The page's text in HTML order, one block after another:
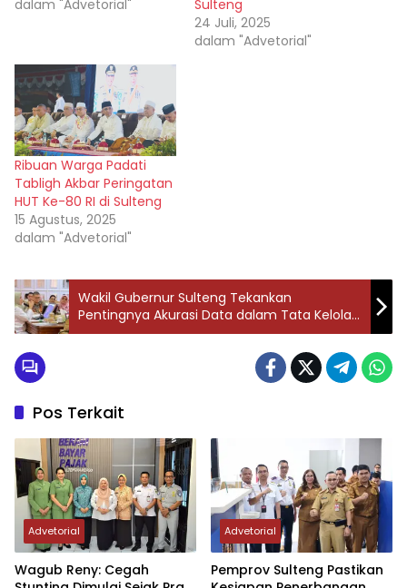
dalam "Advetorial"
Sulteng
24 Juli, 2025
dalam "Advetorial"
Ribuan Warga Padati
Tabligh Akbar Peringatan
HUT Ke-80 RI di Sulteng
15 Agustus, 2025
dalam "Advetorial"
Wakil Gubernur Sulteng Tekankan
Pentingnya Akurasi Data dalam Tata Kelola
Pemerintahan
Pos Terkait
Advetorial
Wagub Reny: Cegah
Advetorial
Pemprov Sulteng Pastikan